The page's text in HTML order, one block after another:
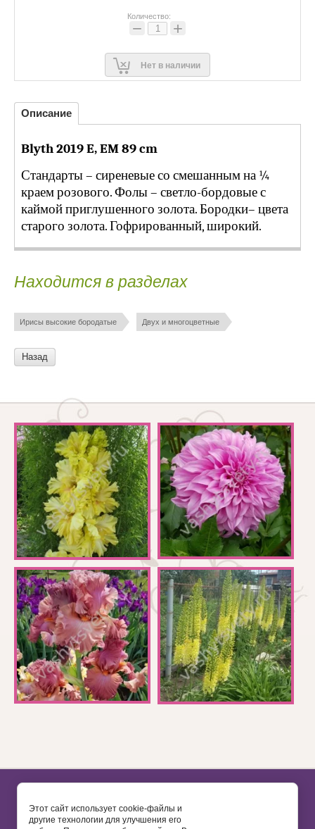
Количество:
− +
Нет в наличии
Описание
Blyth2019E,EM89cm
Стандарты – сиреневые со смешанным на ¼
краем розового. Фолы – светло-бордовые с
каймой приглушенного золота.Бородки– цвета
старого золота. Гофрированный, широкий.
Находится в разделах
Ирисы высокие бородатые Двух и многоцветные
Назад
Этот сайт использует cookie-файлы и
другие технологии для улучшения его